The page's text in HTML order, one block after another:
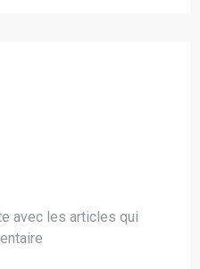
avec les articles qui